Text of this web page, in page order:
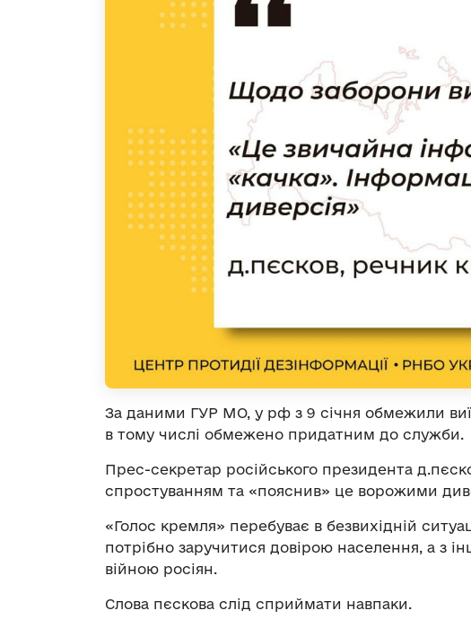
За даними ГУР МО, у рф з 9 січня обмежили
в тому числі обмежено придатним до служби.
Прес-секретар російського президента
спростуванням та «пояснив» це ворожими
«Голос кремля» перебуває в безвихідній
потрібно заручитися довірою населення, а з
війною росіян.
Слова пєскова слід сприймати навпаки.